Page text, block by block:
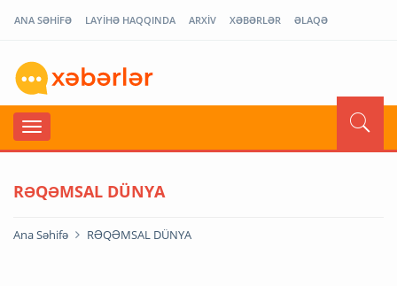
ANA SƏHİFƏ LAYİHƏ HAQQINDA ARXİV XƏBƏRLƏR ƏLAQƏ
RƏQƏMSAL DÜNYA
Ana Səhifə RƏQƏMSAL DÜNYA